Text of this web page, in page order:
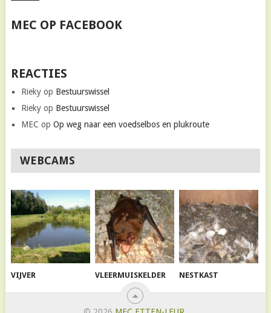
MEC OP FACEBOOK
REACTIES
Riekyop Bestuurswissel
Riekyop Bestuurswissel
MEC op Op weg naar een voedselbos en plukroute
WEBCAMS
VIJVER VLEERMUISKELDER NESTKAST